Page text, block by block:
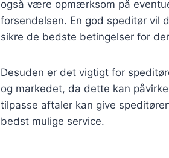
også være opmærksom på
forsendelsen. En god speditør vil
sikre de bedste betingelser for
Desuden er det vigtigt for
og markedet, da dette kan
tilpasse aftaler kan give
bedst mulige service.